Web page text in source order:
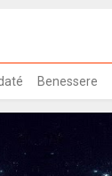
Benessere